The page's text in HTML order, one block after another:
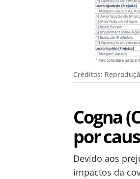
Créditos:
Cogna
por
Devido aos
impactos da